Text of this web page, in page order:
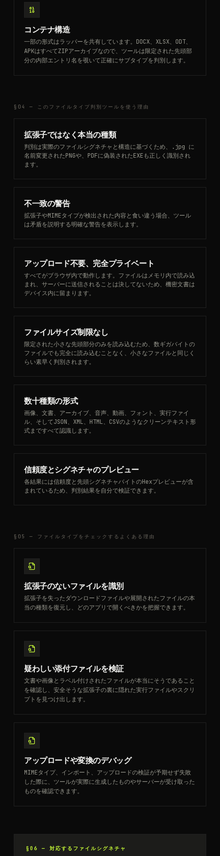
コンテナ構造
一部の形式はラッパーを共有しています。DOCX、XLSX、ODT、
APKはすべてZIPアーカイブなので、ツールは限定された先頭部
分の内部エントリ名を覗いて正確にサブタイプを判別します。
§04 — このファイルタイプ判別ツールを使う理由
拡張子ではなく本当の種類
判別は実際のファイルシグネチャと構造に基づくため、.jpg に
名前変更されたPNGや、PDFに偽装されたEXEも正しく識別され
ます。
不一致の警告
拡張子やMIMEタイプが検出された内容と食い違う場合、ツール
は矛盾を説明する明確な警告を表示します。
アップロード不要、完全プライベート
すべてがブラウザ内で動作します。ファイルはメモリ内で読み込
まれ、サーバーに送信されることは決してないため、機密文書は
デバイス内に留まります。
ファイルサイズ制限なし
限定された小さな先頭部分のみを読み込むため、数ギガバイトの
ファイルでも完全に読み込むことなく、小さなファイルと同じく
らい素早く判別されます。
数十種類の形式
画像、文書、アーカイブ、音声、動画、フォント、実行ファイ
ル、そしてJSON、XML、HTML、CSVのようなクリーンテキスト形
式まですべて認識します。
信頼度とシグネチャのプレビュー
各結果には信頼度と先頭シグネチャバイトのHexプレビューが含
まれているため、判別結果を自分で検証できます。
§05 — ファイルタイプをチェックするよくある理由
拡張子のないファイルを識別
拡張子を失ったダウンロードファイルや展開されたファイルの本
当の種類を復元し、どのアプリで開くべきかを把握できます。
疑わしい添付ファイルを検証
文書や画像とラベル付けされたファイルが本当にそうであること
を確認し、安全そうな拡張子の裏に隠れた実行ファイルやスクリ
プトを見つけ出します。
アップロードや変換のデバッグ
MIMEタイプ、インポート、アップロードの検証が予期せず失敗
した際に、ツールが実際に生成したものやサーバーが受け取った
ものを確認できます。
§06 — 対応するファイルシグネチャ